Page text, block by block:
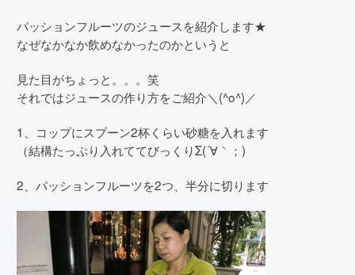
パッションフルーツのジュースを紹介します★
なぜなかなか飲めなかったのかというと
見た目がちょっと。。。笑
それではジュースの作り方をご紹介＼(^o^)／
1、コップにスプーン2杯くらい砂糖を入れます
（結構たっぷり入れててびっくりΣ(´∀｀；)
2、パッションフルーツを2つ、半分に切ります